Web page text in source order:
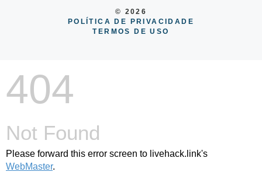
© 2026
POLÍTICA DE PRIVACIDADE
TERMOS DE USO
404
Not Found
Please forward this error screen to livehack.link's
WebMaster.